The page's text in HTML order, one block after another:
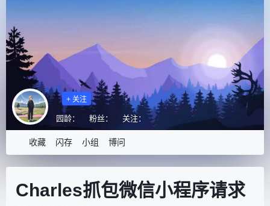
收藏 闪存 小组 博问
+ 关注
园龄： 粉丝： 关注：
Charles抓包微信小程序请求